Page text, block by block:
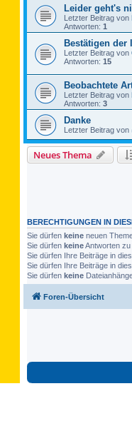
Leider geht's
Letzter Beitrag von
Antworten: 1
Bestätigen der
Letzter Beitrag von
Antworten: 15
Beobachtete
Letzter Beitrag von
Antworten: 3
Danke
Letzter Beitrag von
Neues Thema
BERECHTIGUNGEN IN
Sie dürfen keine neuen
Sie dürfen keineAntworten zu
Sie dürfen Ihre Beiträge in
Sie dürfen Ihre Beiträge in
Sie dürfen keine
Foren-Übersicht